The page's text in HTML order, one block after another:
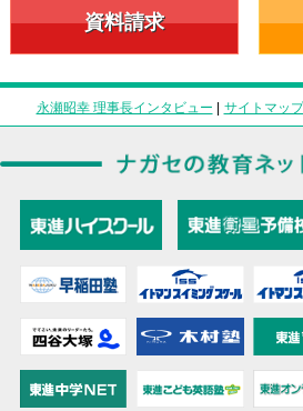
資料請求
永瀬昭幸 理事長インタビュー | サイトマップ